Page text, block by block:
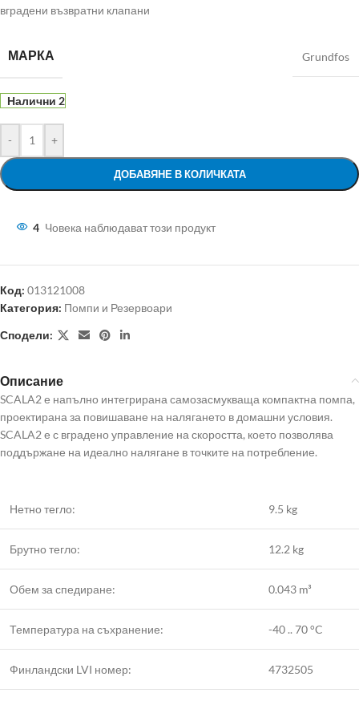
вградени възвратни клапани
МАРКА Grundfos
Налични 2
- +
ДОБАВЯНЕ В КОЛИЧКАТА
4 Човека наблюдават този продукт
Код: 013121008
Категория: Помпи и Резервоари
Сподели:
Описание
SCALA2 е напълно интегрирана самозасмукваща компактна помпа,
проектирана за повишаване на налягането в домашни условия.
SCALA2 е с вградено управление на скоростта, което позволява
поддържане на идеално налягане в точките на потребление.
Нетно тегло: 9.5 kg
Брутно тегло: 12.2 kg
Обем за спедиране: 0.043 m³
Температура на съхранение: -40 .. 70 °C
Финландски LVI номер: 4732505